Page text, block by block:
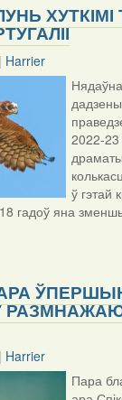
ХУТКІМІ
Harrier
2022-23
ў гэтай
гадоў яна
Harrier
Пара